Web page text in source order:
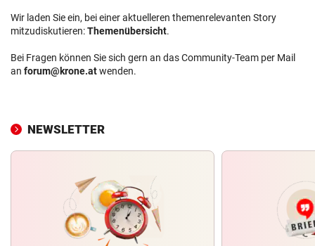
Wir laden Sie ein, bei einer aktuelleren themenrelevanten Story
mitzudiskutieren:Themenübersicht.
Bei Fragen können Sie sich gern an das Community-Team per Mail
an forum@krone.atwenden.
NEWSLETTER